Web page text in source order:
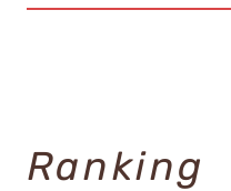
Ranking